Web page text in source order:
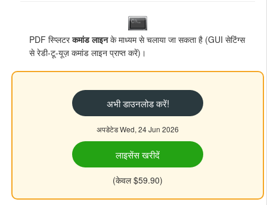
PDF स्प्लिटरकमांड लाइनके माध्यम से चलाया जा सकता है (GUI सेटिंग्स
से रेडी-टू-यूज़ कमांड लाइन प्राप्त करें)।
अभी डाउनलोड करें!
अपडेटेड Wed, 24 Jun 2026
लाइसेंस खरीदें
(केवल $59.90)